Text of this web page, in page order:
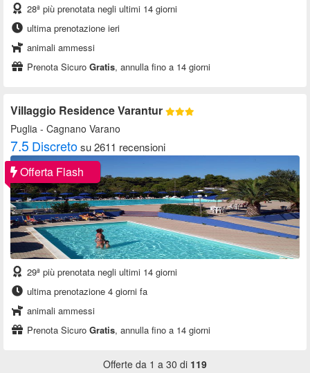
28ª più prenotata negli ultimi 14 giorni
ultima prenotazione ieri
animali ammessi
Prenota Sicuro Gratis, annulla fino a 14 giorni
Villaggio Residence Varantur
Puglia - Cagnano Varano
7.5 Discretosu 2611 recensioni
Offerta Flash
29ª più prenotata negli ultimi 14 giorni
ultima prenotazione 4 giorni fa
animali ammessi
Prenota Sicuro Gratis, annulla fino a 14 giorni
Offerte da 1 a 30 di 119